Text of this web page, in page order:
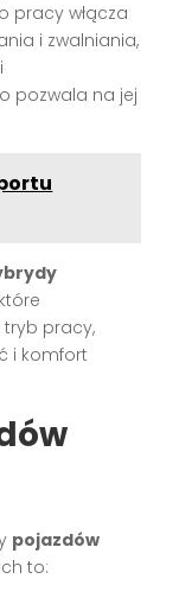
pracy włącza
i zwalniania,
pozwala na jej
pracy,
i komfort
pojazdów
to: